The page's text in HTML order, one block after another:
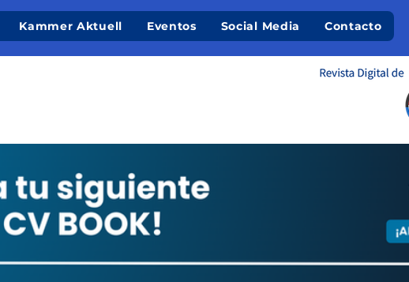
Kammer Aktuell Eventos Social Media Contacto